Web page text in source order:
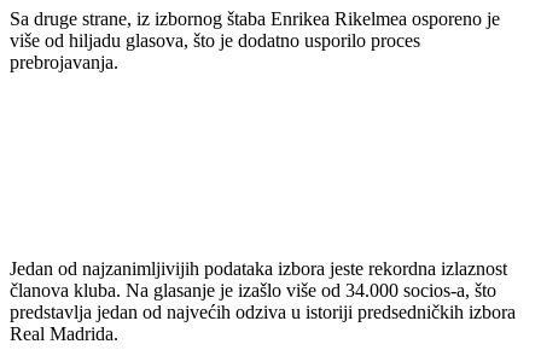
Sa druge strane, iz izbornog štaba Enrikea Rikelmea osporeno je
više od hiljadu glasova, što je dodatno usporilo proces
prebrojavanja.
Jedan od najzanimljivijih podataka izbora jeste rekordna izlaznost
članova kluba. Na glasanje je izašlo više od 34.000 socios-a, što
predstavlja jedan od najvećih odziva u istoriji predsedničkih izbora
Real Madrida.